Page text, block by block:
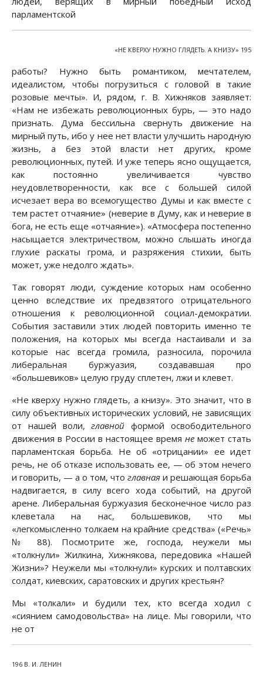
парламентской
«НЕ КВЕРХУ НУЖНО ГЛЯДЕТЬ. А КНИЗУ» 195
работы? Нужно быть романтиком, мечтателем,
идеалистом, чтобы погрузиться с головой в такие
розовые мечты». И, рядом, г. В. Хижняков заявляет:
«Нам не избежать революционных бурь, — это надо
признать. Дума бессильна свернуть движение на
мирный путь, ибо у нее нет власти улучшить народную
жизнь, а без этой власти нет других, кроме
революционных, путей. И уже теперь ясно ощущается,
как постоянно увеличивается чувство
неудовлетворенности, как все с большей силой
исчезает вера во всемогущество Думы и как вместе с
тем растет отчаяние» (неверие в Думу, как и неверие в
бога, не есть еще «отчаяние»). «Атмосфера постепенно
насыщается электричеством, можно слышать иногда
глухие раскаты грома, и разряжения стихии, быть
может, уже недолго ждать».
Так говорят люди, суждение которых нам особенно
ценно вследствие их предвзятого отрицательного
отношения к революционной социал-демократии.
События заставили этих людей повторить именно те
положения, на которых мы всегда настаивали и за
которые нас всегда громила, разносила, порочила
либеральная буржуазия, создававшая про
«большевиков» целую груду сплетен, лжи и клевет.
«Не кверху нужно глядеть, а книзу». Это значит, что в
силу объективных исторических условий, не зависящих
от нашей воли,главной формой освободительного
движения в России в настоящее время не может стать
парламентская борьба. Не об «отрицании» ее идет
речь, не об отказе использовать ее, — об этом нечего
и говорить, — а о том, что главная и решающая борьба
надвигается, в силу всего хода событий, на другой
арене. Либеральная буржуазия бесконечное число раз
клеветала на нас, большевиков, что мы
«легкомысленно толкаем на крайние средства» («Речь»
№ 88). Посмотрите же, господа, неужели мы
«толкнули» Жилкина, Хижнякова, передовика «Нашей
Жизни»? Неужели мы «толкнули» курских и полтавских
солдат, киевских, саратовских и других крестьян?
Мы «толкали» и будили тех, кто всегда ходил с
«сиянием самодовольства» на лице. Мы говорили, что
не от
196 В. И. ЛЕНИН